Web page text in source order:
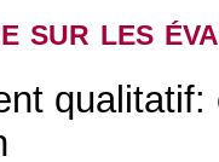
sur les